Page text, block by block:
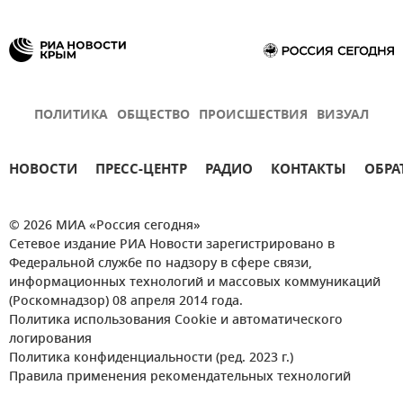
ПОЛИТИКА ОБЩЕСТВО ПРОИСШЕСТВИЯ ВИЗУАЛ
НОВОСТИ ПРЕСС-ЦЕНТР РАДИО КОНТАКТЫ
© 2026 МИА «Россия сегодня»
Сетевое издание РИА Новости зарегистрировано в
Федеральной службе по надзору в сфере связи,
информационных технологий и массовых коммуникаций
(Роскомнадзор) 08 апреля 2014 года.
Политика использования Cookie и автоматического
логирования
Политика конфиденциальности (ред. 2023 г.)
Правила применения рекомендательных технологий